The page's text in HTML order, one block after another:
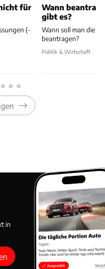
für
(-
Wann
gibt es?
Wann soll man die
beantragen?
Politik & Wirtschaft
in